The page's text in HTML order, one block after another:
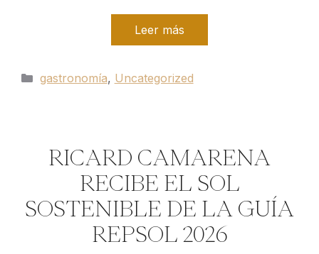
Leer más
Categorías
gastronomía, Uncategorized
RICARD CAMARENA
RECIBE EL SOL
SOSTENIBLE DE LA GUÍA
REPSOL 2026